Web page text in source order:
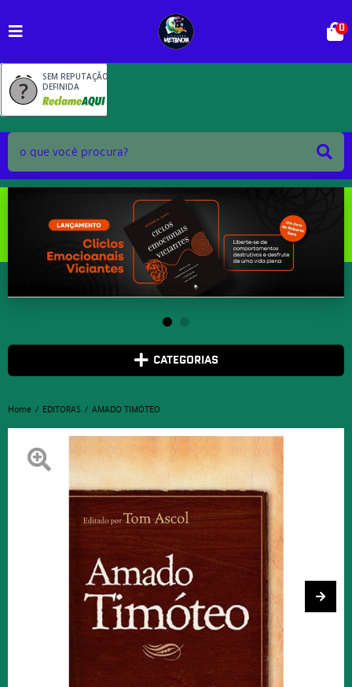
SEM REPUTAÇÃO
DEFINIDA
0
CATEGORIAS
Home EDITORAS AMADO TIMÓTEO